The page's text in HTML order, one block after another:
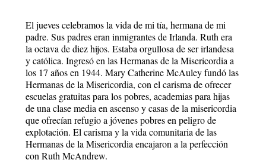
El jueves celebramos la vida de mi tía, hermana de mi
padre. Sus padres eran inmigrantes de Irlanda. Ruth era
la octava de diez hijos. Estaba orgullosa de ser irlandesa
y católica. Ingresó en las Hermanas de la Misericordia a
los 17 años en 1944. Mary Catherine McAuley fundó las
Hermanas de la Misericordia, con el carisma de ofrecer
escuelas gratuitas para los pobres, academias para hijas
de una clase media en ascenso y casas de la misericordia
que ofrecían refugio a jóvenes pobres en peligro de
explotación. El carisma y la vida comunitaria de las
Hermanas de la Misericordia encajaron a la perfección
con Ruth McAndrew.